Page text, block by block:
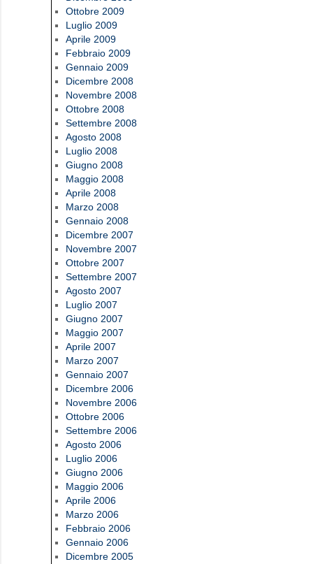
Ottobre 2009
Luglio 2009
Aprile 2009
Febbraio 2009
Gennaio 2009
Dicembre 2008
Novembre 2008
Ottobre 2008
Settembre 2008
Agosto 2008
Luglio 2008
Giugno 2008
Maggio 2008
Aprile 2008
Marzo 2008
Gennaio 2008
Dicembre 2007
Novembre 2007
Ottobre 2007
Settembre 2007
Agosto 2007
Luglio 2007
Giugno 2007
Maggio 2007
Aprile 2007
Marzo 2007
Gennaio 2007
Dicembre 2006
Novembre 2006
Ottobre 2006
Settembre 2006
Agosto 2006
Luglio 2006
Giugno 2006
Maggio 2006
Aprile 2006
Marzo 2006
Febbraio 2006
Gennaio 2006
Dicembre 2005